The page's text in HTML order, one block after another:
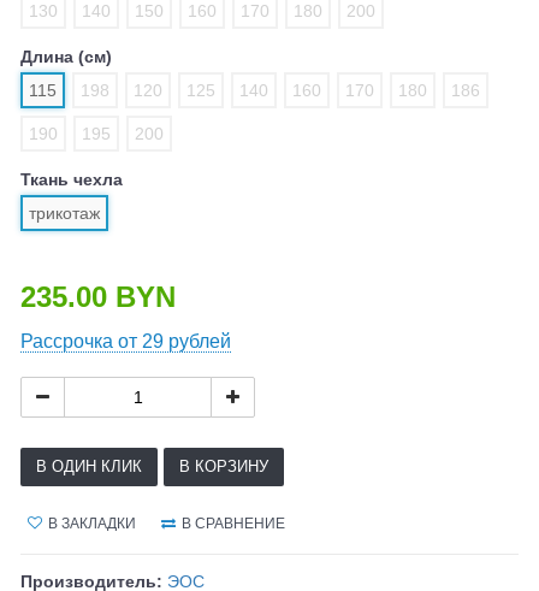
130 140 150 160 170 180 200
Длина (см)
115
198 120 125 140 160 170 180 186
190 195 200
Ткань чехла
трикотаж
235.00 BYN
Рассрочка от 29 рублей
В ОДИН КЛИК В КОРЗИНУ
В ЗАКЛАДКИ В СРАВНЕНИЕ
Производитель: ЭОС